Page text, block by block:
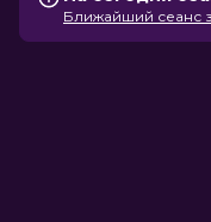
Ближайший сеанс